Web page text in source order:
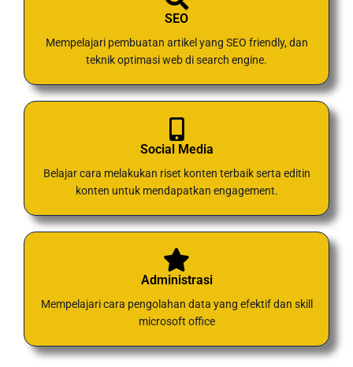
SEO
Mempelajari pembuatan artikel yang SEO friendly, dan
teknik optimasi web di search engine.
Social Media
Belajar cara melakukan riset konten terbaik serta editin
konten untuk mendapatkan engagement.
Administrasi
Mempelajari cara pengolahan data yang efektif dan skill
microsoft office